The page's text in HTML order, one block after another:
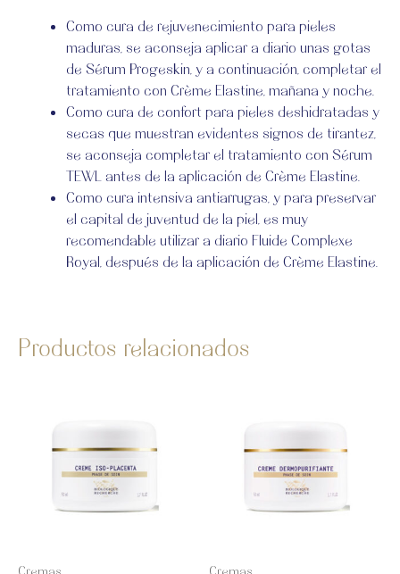
Como cura de rejuvenecimiento para pieles
maduras, se aconseja aplicar a diario unas gotas
de Sérum Progeskin, y a continuación, completar el
tratamiento con Crème Elastine, mañana y noche.
Como cura de confort para pieles deshidratadas y
secas que muestran evidentes signos de tirantez,
se aconseja completar el tratamiento con Sérum
TEWL antes de la aplicación de Crème Elastine.
Como cura intensiva antiarrugas, y para preservar
el capital de juventud de la piel, es muy
recomendable utilizar a diario Fluide Complexe
Royal, después de la aplicación de Crème Elastine.
Productos relacionados